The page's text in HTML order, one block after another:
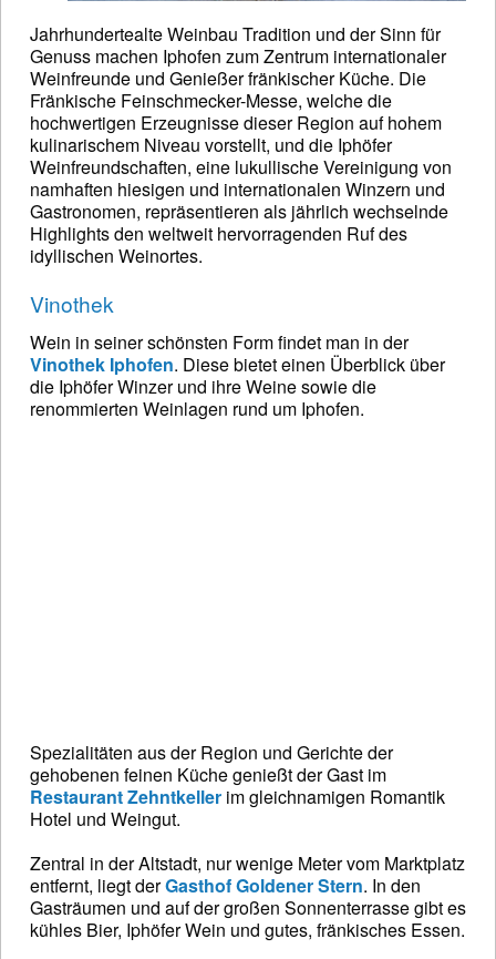
Jahrhundertealte Weinbau Tradition und der Sinn für
Genuss machen Iphofen zum Zentrum internationaler
Weinfreunde und Genießer fränkischer Küche. Die
Fränkische Feinschmecker-Messe, welche die
hochwertigen Erzeugnisse dieser Region auf hohem
kulinarischem Niveau vorstellt, und die Iphöfer
Weinfreundschaften, eine lukullische Vereinigung von
namhaften hiesigen und internationalen Winzern und
Gastronomen, repräsentieren als jährlich wechselnde
Highlights den weltweit hervorragenden Ruf des
idyllischen Weinortes.
Vinothek
Wein in seiner schönsten Form findet man in der
Vinothek Iphofen. Diese bietet einen Überblick über
die Iphöfer Winzer und ihre Weine sowie die
renommierten Weinlagen rund um Iphofen.
Spezialitäten aus der Region und Gerichte der
gehobenen feinen Küche genießt der Gast im
Restaurant Zehntkeller im gleichnamigen Romantik
Hotel und Weingut.
Zentral in der Altstadt, nur wenige Meter vom Marktplatz
entfernt, liegt derGasthof Goldener Stern. In den
Gasträumen und auf der großen Sonnenterrasse gibt es
kühles Bier, Iphöfer Wein und gutes, fränkisches Essen.